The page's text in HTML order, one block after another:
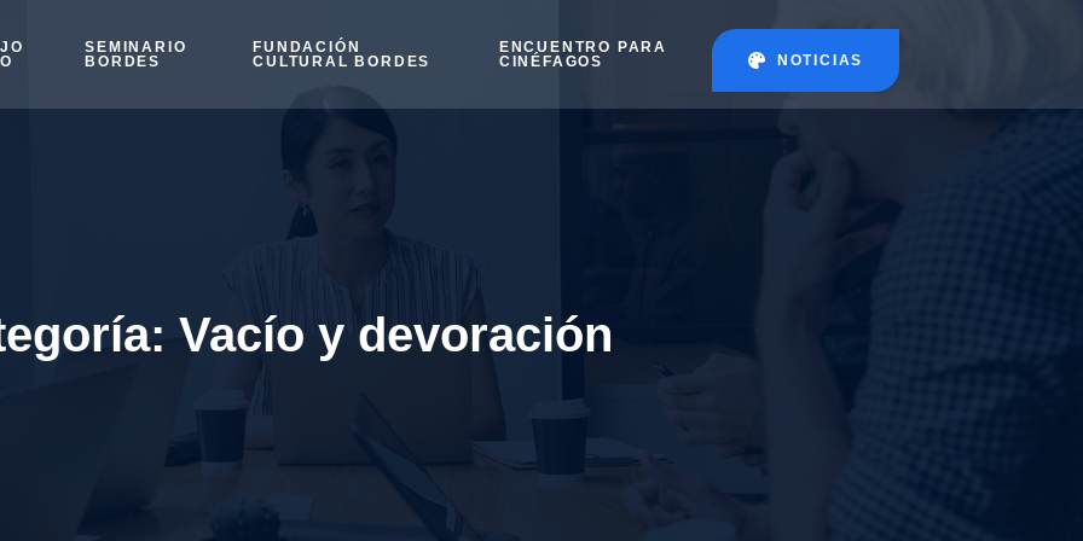
SEMINARIO
BORDES
FUNDACIÓN
CULTURAL BORDES
ENCUENTRO PARA
CINÉFAGOS
NOTICIAS
Vacío y devoración